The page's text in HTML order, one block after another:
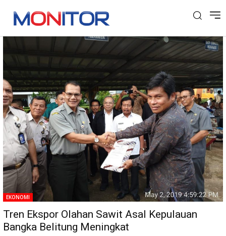
Tag: Pertanian. Ekspor Sawit
EKONOMI
Tren Ekspor Olahan Sawit Asal Kepulauan
Bangka Belitung Meningkat